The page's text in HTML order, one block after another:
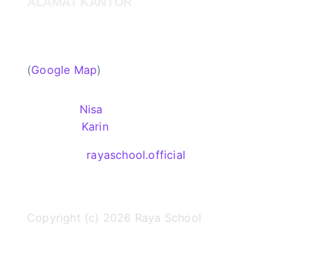
(Google Map)
Nisa
Karin
rayaschool.official
Copyright (c) 2026 Raya School